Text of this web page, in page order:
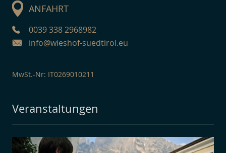
ANFAHRT
0039 338 2968982
info@wieshof-suedtirol.eu
MwSt.-Nr: IT0269010211
Veranstaltungen